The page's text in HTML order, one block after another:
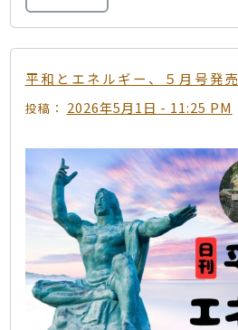
平和とエネルギー、５月号発売
投稿： 2026年5月1日 - 11:25 PM